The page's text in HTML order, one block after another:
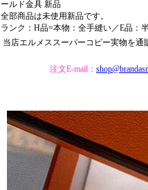
ールド金具 新品
全部商品は未使用新品です。
ランク：H品=本物：全手縫い／E品：
当店エルメススーパーコピー実物を
注文E-mail：